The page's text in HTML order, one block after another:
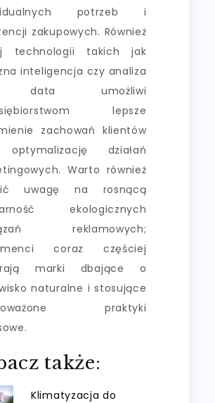
potrzeb i
zakupowych. Również
technologii takich jak
inteligencja czy analiza
data umożliwi
lepsze
zachowań klientów
działań
Warto również
uwagę na rosnącą
ekologicznych
reklamowych;
coraz częściej
marki dbające o
naturalne i stosujące
praktyki
także:
Klimatyzacja do